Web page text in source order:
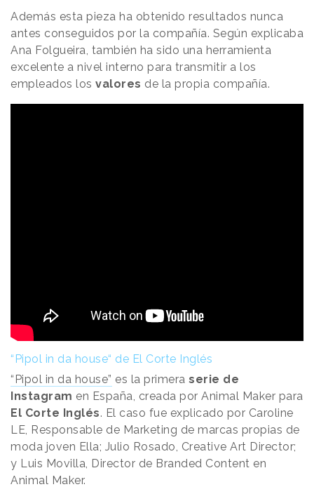
Además esta pieza ha obtenido resultados nunca
antes conseguidos por la compañía. Según explicaba
Ana Folgueira, también ha sido una herramienta
excelente a nivel interno para transmitir a los
empleados los valores de la propia compañía.
“Pipol in da house“ de El Corte Inglés
“Pipol in da house” es la primera serie de
Instagram en España, creada por Animal Maker para
El Corte Inglés. El caso fue explicado por Caroline
LE, Responsable de Marketing de marcas propias de
moda joven Ella; Julio Rosado, Creative Art Director;
y Luis Movilla, Director de Branded Content en
Animal Maker.